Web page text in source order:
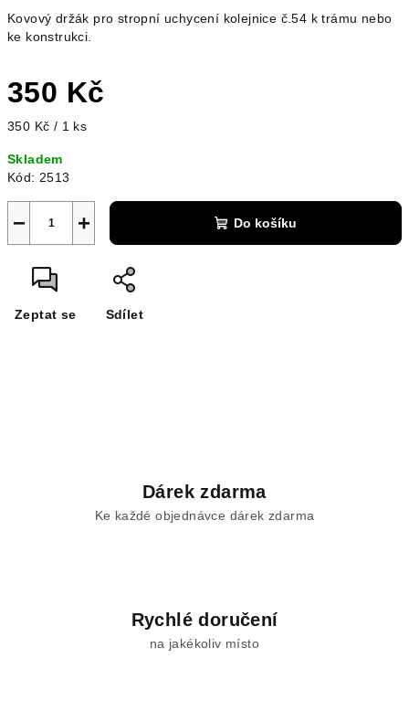
Kovový držák pro stropní uchycení kolejnice č.54 k trámu nebo
ke konstrukci.
350 Kč
Měrná
350 Kč / 1 ks
Skladem
Kód: 2513
+
− Do košíku
Zeptat se Sdílet
Dárek zdarma
Ke každé objednávce dárek zdarma
Rychlé doručení
na jakékoliv místo